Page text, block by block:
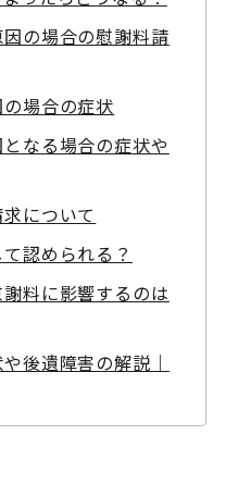
の場合の慰謝料請
場合の症状
なる場合の症状や
について
認められる？
料に影響するのは
後遺障害の解説｜